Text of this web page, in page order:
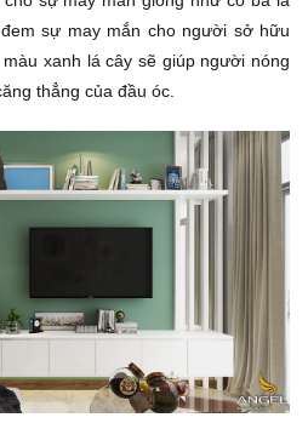
sự may mắn cho người sở hữu
xanh lá cây sẽ giúp người nóng
thẳng của đầu óc.